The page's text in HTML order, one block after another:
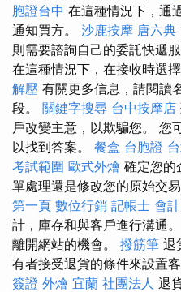
胞證台中 在這種情況下，通
通知買方。 沙鹿按摩 唐六典
則需要諮詢自己的委託快遞
在這種情況下，在接收時選擇
解壓 有關更多信息，請閱讀
段。 關鍵字搜尋 台中按摩店
戶改變主意，以欺騙您。 您
以找到答案。 餐盒 台胞證
考試範圍 歐式外燴 確定您的
單處理還是修改您的原始交易
第一頁 數位行銷 記帳士 會
計，庫存和與客戶進行溝通
離開網站的機會。 撥筋筆 退
有者接受退貨的條件來設置
簽證 外燴 宜蘭 社團法人 退